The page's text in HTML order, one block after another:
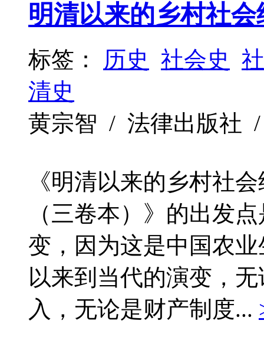
明清以来的乡村社
标签： 历史 社会史
清史
黄宗智 / 法律出版社 /
《明清以来的乡村社
（三卷本）》的出发
变，因为这是中国农
以来到当代的演变，
入，无论是财产制度...